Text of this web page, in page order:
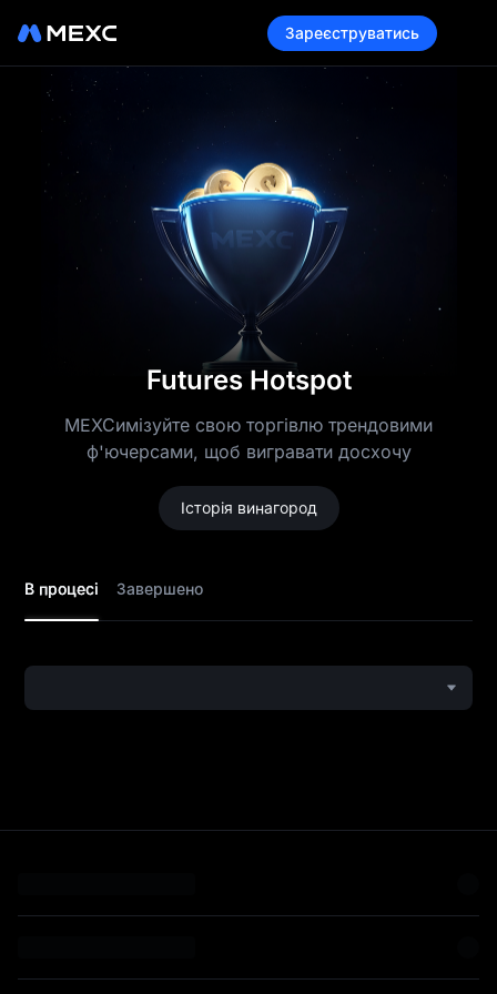
Зареєструватись
Futures Hotspot
MEXCимізуйте свою торгівлю трендовими
ф'ючерсами, щоб вигравати досхочу
Історія винагород
В процесі Завершено